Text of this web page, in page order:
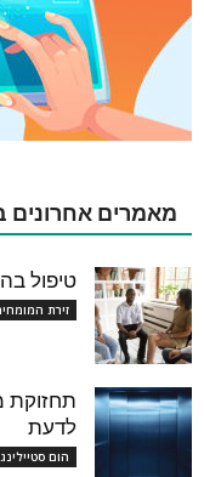
מאמרים אחרונים
טיפול
זירת
תחזוקת
לדעת
הום סטיילינג